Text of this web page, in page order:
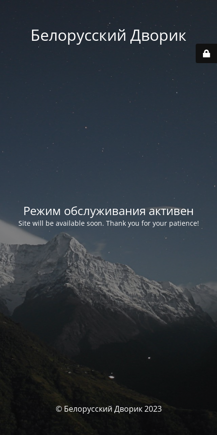
Белорусский Дворик
Режим обслуживания активен
Site will be available soon. Thank you for your patience!
© Белорусский Дворик 2023